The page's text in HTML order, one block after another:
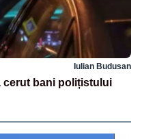
Iulian Budusan
cerut bani polițistului